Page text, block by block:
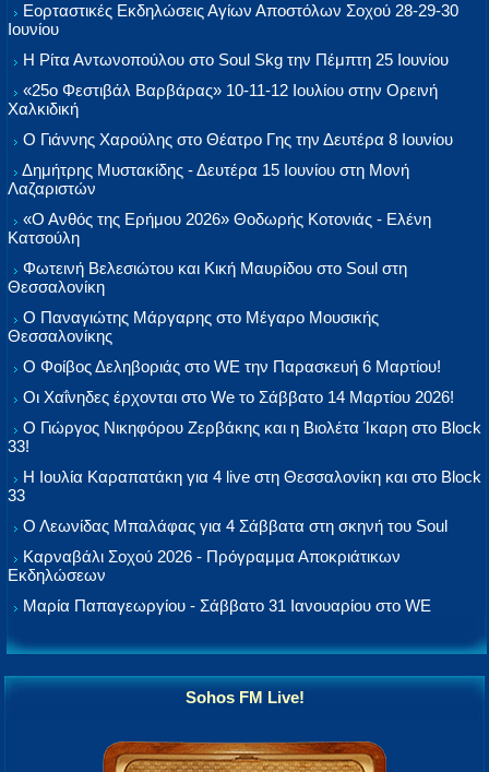
Εορταστικές Εκδηλώσεις Αγίων Αποστόλων Σοχού 28-29-30
Ιουνίου
Η Ρίτα Αντωνοπούλου στο Soul Skg την Πέμπτη 25 Ιουνίου
«25ο Φεστιβάλ Βαρβάρας» 10-11-12 Ιουλίου στην Ορεινή
Χαλκιδική
Ο Γιάννης Χαρούλης στο Θέατρο Γης την Δευτέρα 8 Ιουνίου
Δημήτρης Μυστακίδης - Δευτέρα 15 Ιουνίου στη Μονή
Λαζαριστών
«Ο Ανθός της Ερήμου 2026» Θοδωρής Κοτονιάς - Ελένη
Κατσούλη
Φωτεινή Βελεσιώτου και Κική Μαυρίδου στο Soul στη
Θεσσαλονίκη
Ο Παναγιώτης Μάργαρης στο Μέγαρο Μουσικής
Θεσσαλονίκης
Ο Φοίβος Δεληβοριάς στο WE την Παρασκευή 6 Μαρτίου!
Οι Χαΐνηδες έρχονται στο We το Σάββατο 14 Μαρτίου 2026!
Ο Γιώργος Νικηφόρου Ζερβάκης και η Βιολέτα Ίκαρη στο Block
33!
Η Ιουλία Καραπατάκη για 4 live στη Θεσσαλονίκη και στο Block
33
Ο Λεωνίδας Μπαλάφας για 4 Σάββατα στη σκηνή του Soul
Καρναβάλι Σοχού 2026 - Πρόγραμμα Αποκριάτικων
Εκδηλώσεων
Μαρία Παπαγεωργίου - Σάββατο 31 Ιανουαρίου στο WE
Sohos FM Live!